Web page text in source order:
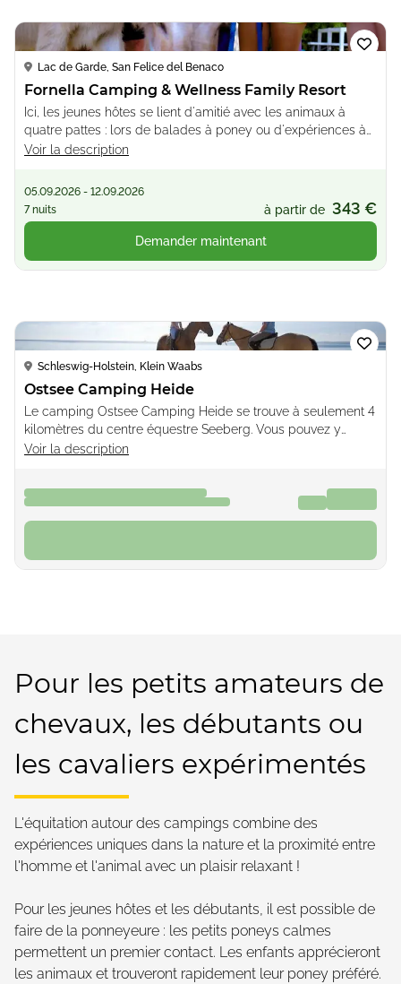
Loading...
Lac de Garde, San Felice del Benaco
Fornella Camping & Wellness Family Resort
Ici, les jeunes hôtes se lient d'amitié avec les animaux à
quatre pattes : lors de balades à poney ou d'expériences à
la ferme avec des ânes câlins. Profitez du côté rural de la
Voir la description
05.09.2026 - 12.09.2026
7 nuits
à partir de 343 €
Demander maintenant
Loading...
Schleswig-Holstein, Klein Waabs
Ostsee Camping Heide
Le camping Ostsee Camping Heide se trouve à seulement 4
kilomètres du centre équestre Seeberg. Vous pouvez y
réserver des balades à cheval sur la plage, des cours
Voir la description
Pour les petits amateurs de
chevaux, les débutants ou
les cavaliers expérimentés
L'équitation autour des campings combine des
expériences uniques dans la nature et la proximité entre
l'homme et l'animal avec un plaisir relaxant !
Pour les jeunes hôtes et les débutants, il est possible de
faire de la ponneyeure : les petits poneys calmes
permettent un premier contact. Les enfants apprécieront
les animaux et trouveront rapidement leur poney préféré.